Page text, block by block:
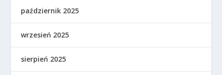
październik 2025
wrzesień 2025
sierpień 2025